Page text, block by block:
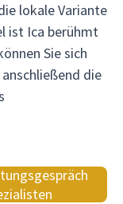
lokale Variante
ist Ica berühmt
Sie sich
die